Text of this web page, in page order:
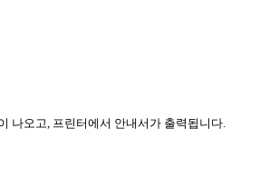
나오고, 프린터에서 안내서가 출력됩니다.